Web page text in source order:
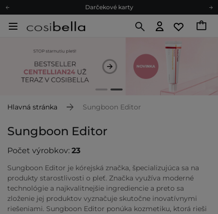
Ekologické balenie
Odmeňovací program
Ekologické balenie
Hlavná stránka Sungboon Editor
Sungboon Editor
Počet výrobkov: 23
Sungboon Editor je kórejská značka, špecializujúca sa na
produkty starostlivosti o pleť. Značka využíva moderné
technológie a najkvalitnejšie ingrediencie a preto sa
zloženie jej produktov vyznačuje skutočne inovatívnymi
riešeniami. Sungboon Editor ponúka kozmetiku, ktorá rieši